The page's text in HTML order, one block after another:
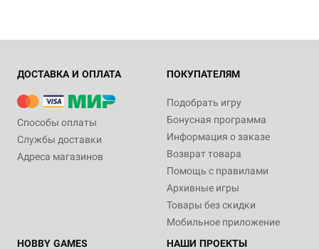
ДОСТАВКА И ОПЛАТА
Способы оплаты
Службы доставки
Адреса магазинов
ПОКУПАТЕЛЯМ
Подобрать игру
Бонусная программа
Информация о заказе
Возврат товара
Помощь с правилами
Архивные игры
Товары без скидки
Мобильное приложение
HOBBY GAMES
НАШИ ПРОЕКТЫ